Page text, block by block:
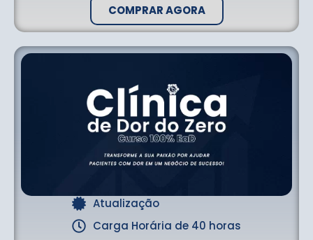
COMPRAR AGORA
Atualização
Carga Horária de 40 horas